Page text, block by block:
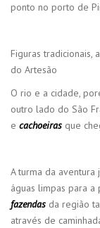
ponto no porto de
Figuras tradicionais,
do Artesão
O rio e a cidade,
outro lado do São
e cachoeiras que
A turma da
águas limpas para a
fazendas da região
através de